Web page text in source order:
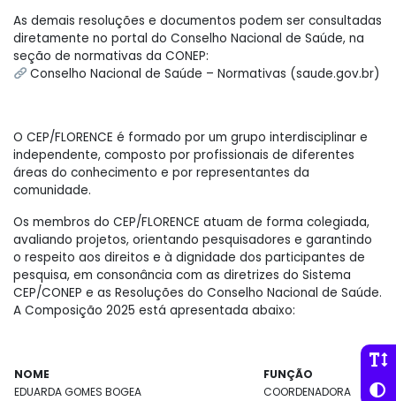
As demais resoluções e documentos podem ser consultadas
diretamente no portal do Conselho Nacional de Saúde, na
seção de normativas da CONEP:
Conselho Nacional de Saúde – Normativas (saude.gov.br)
O CEP/FLORENCE é formado por um grupo interdisciplinar e
independente, composto por profissionais de diferentes
áreas do conhecimento e por representantes da
comunidade.
Os membros do CEP/FLORENCE atuam de forma colegiada,
avaliando projetos, orientando pesquisadores e garantindo
o respeito aos direitos e à dignidade dos participantes de
pesquisa, em consonância com as diretrizes do Sistema
CEP/CONEP e as Resoluções do Conselho Nacional de Saúde.
A Composição 2025 está apresentada abaixo:
NOME
FUNÇÃO
EDUARDA GOMES BOGEA
COORDENADORA